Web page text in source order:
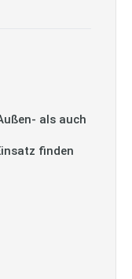
als auch
finden